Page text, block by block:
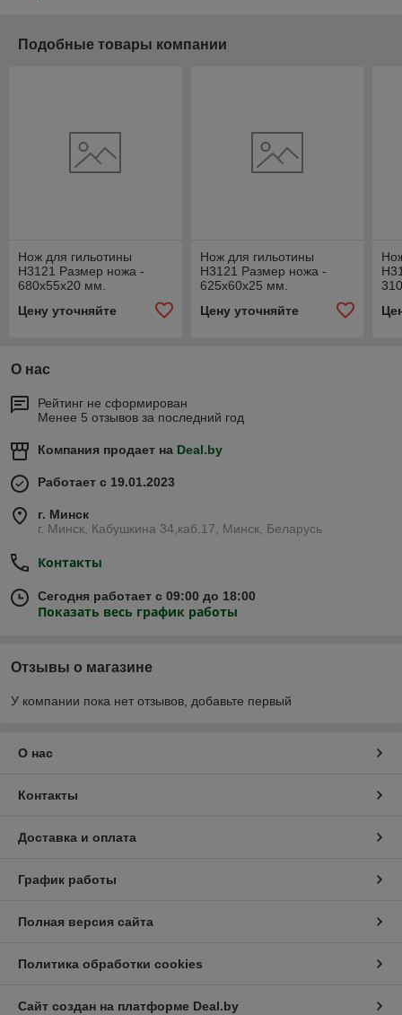
Подобные товары компании
Нож для гильотины
Н3121 Размер ножа -
680х55х20 мм.
Цену уточняйте
Нож для гильотины
Н3121 Размер ножа -
625х60х25 мм.
Цену уточняйте
О нас
Рейтинг не сформирован
Менее 5 отзывов за последний год
Компания продает на Deal.by
Работает с 19.01.2023
г. Минск
г. Минск, Кабушкина 34,каб.17, Минск, Беларусь
Контакты
Сегодня работает с 09:00 до 18:00
Показать весь график работы
Отзывы о магазине
У компании пока нет отзывов, добавьте первый
О нас
Контакты
Доставка и оплата
График работы
Полная версия сайта
Политика обработки cookies
Сайт создан на платформе Deal.by